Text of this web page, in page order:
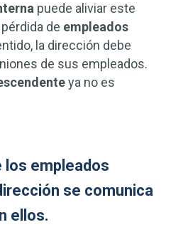
puede aliviar este
de empleados
la dirección debe
de sus empleados.
ya no es
los empleados
se comunica
ellos.